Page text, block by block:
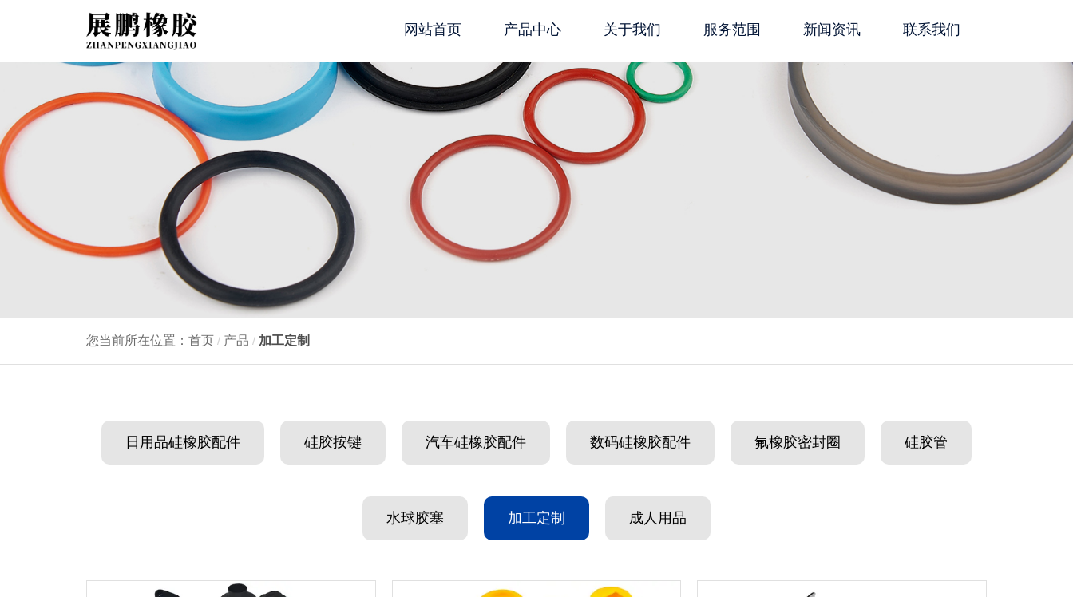
网站首页 产品中心 关于我们 服务范围 新闻资讯 联系我们
您当前所在位置：首页 / 产品 / 加工定制
日用品硅橡胶配件 硅胶按键 汽车硅橡胶配件 数码硅橡胶配件 氟橡胶密封圈 硅胶管
水球胶塞 加工定制 成人用品